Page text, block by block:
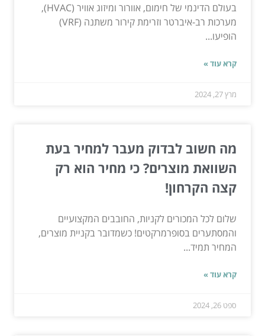
בעולם הדינמי של חימום, אוורור ומיזוג אוויר (HVAC),
מערכות רב-איברטר וזרימת קירור משתנה (VRF)
הופיעו...
קרא עוד »
מרץ 27, 2024
מה חשוב לבדוק מעבר למחיר בעת
השוואת מוצרים? כי מחיר הוא רק
קצה הקרחון!
שלום לכל המכורים לקניות, החובבים המקצועיים
והמסתערים בסופרמרקטים! כשמדובר בקניית מוצרים,
המחיר תמיד...
קרא עוד »
ספט 26, 2024